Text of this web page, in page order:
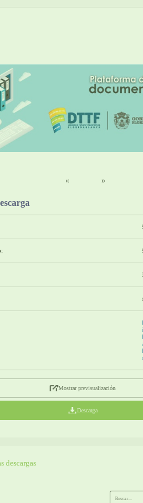
« »
Mostrar previsualización
Descarga
descargas